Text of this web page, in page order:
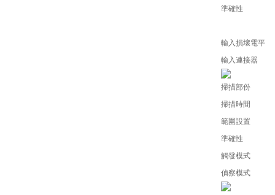
準確性
輸入損壞電平
輸入連接器
掃描部份
掃描時間
範圍設置
準確性
觸發模式
偵察模式